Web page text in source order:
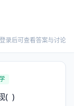
登录后可查看答案与讨论
(  )